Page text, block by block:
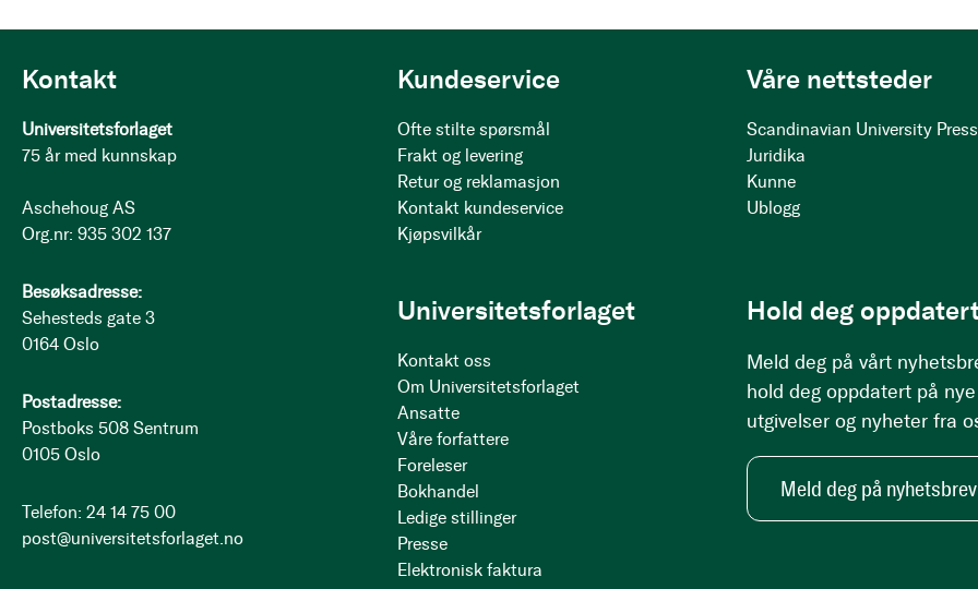
Kontakt
Universitetsforlaget
75 år med kunnskap
Aschehoug AS
Org.nr: 935 302 137
Besøksadresse:
Sehesteds gate 3
0164 Oslo
Postadresse:
Postboks 508 Sentrum
0105 Oslo
Telefon: 24 14 75 00
post@universitetsforlaget.no
Kundeservice
Ofte stilte spørsmål
Frakt og levering
Retur og reklamasjon
Kontakt kundeservice
Kjøpsvilkår
Våre nettsteder
Scandinavian University Press
Juridika
Kunne
Ublogg
Universitetsforlaget
Kontakt oss
Om Universitetsforlaget
Ansatte
Våre forfattere
Foreleser
Bokhandel
Ledige stillinger
Presse
Elektronisk faktura
Hold deg
Meld deg på vårt
hold deg oppdatert på nye
utgivelser og nyheter fra
Meld deg på nyhetsbrev